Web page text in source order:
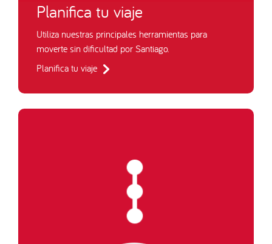
Planifica tu viaje
Utiliza nuestras principales herramientas para
moverte sin dificultad por Santiago.
Planifica tu viaje